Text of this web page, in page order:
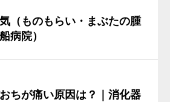
（ものもらい・まぶたの腫
病院）
ちが痛い原因は？｜消化器